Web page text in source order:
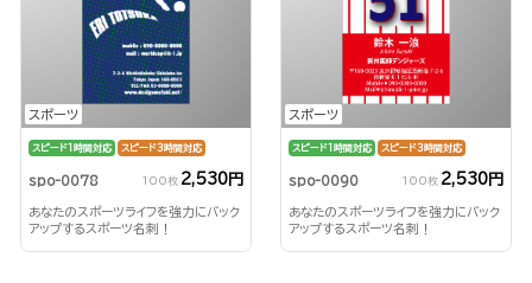
スポーツ
スピード1時間対応 スピード3時間対応
spo-0078 100枚 2,530円
あなたのスポーツライフを強力にバック
アップするスポーツ名刺！
スポーツ
スピード1時間対応 スピード3時間対応
spo-0090 100枚 2,530円
あなたのスポーツライフを強力にバック
アップするスポーツ名刺！